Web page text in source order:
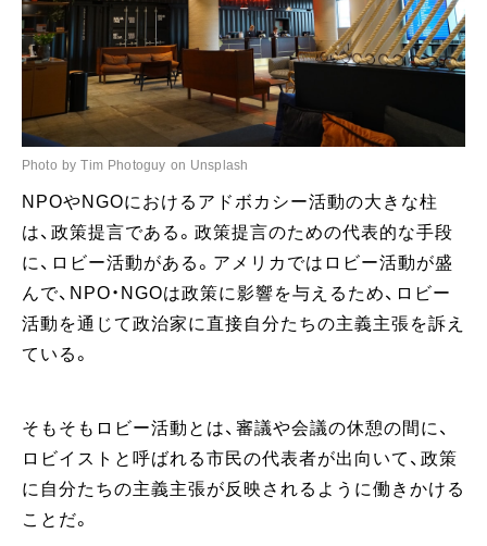
Photo by Tim Photoguy on Unsplash
NPOやNGOにおけるアドボカシー活動の大きな柱
は、政策提言である。政策提言のための代表的な手段
に、ロビー活動がある。アメリカではロビー活動が盛
んで、NPO・NGOは政策に影響を与えるため、ロビー
活動を通じて政治家に直接自分たちの主義主張を訴え
ている。
そもそもロビー活動とは、審議や会議の休憩の間に、
ロビイストと呼ばれる市民の代表者が出向いて、政策
に自分たちの主義主張が反映されるように働きかける
ことだ。